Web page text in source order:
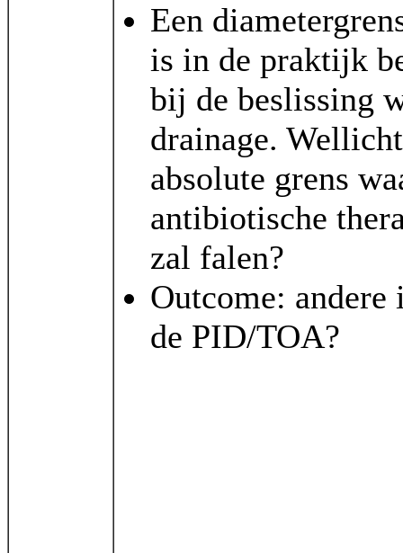
Een
is in de praktijk
bij de beslissing
drainage.
absolute grens
antibiotische
zal falen?
Outcome: andere
de PID/TOA?